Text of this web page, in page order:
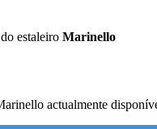
estaleiro Marinello
actualmente